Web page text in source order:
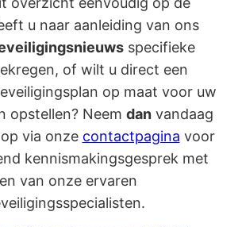
u naar aanleiding van ons
specifieke
of wilt u direct een
op maat voor uw
opstellen? Neem dan vandaag
via onze contactpagina voor
kennismakingsgesprek met
van onze ervaren